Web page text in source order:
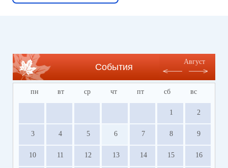
События
Август
пн вт ср чт пт сб вс
1 2
3 4 5 6 7 8 9
10 11 12 13 14 15 16